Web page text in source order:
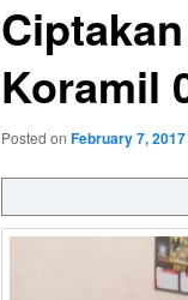
Koramil
Posted on February 7, 2017